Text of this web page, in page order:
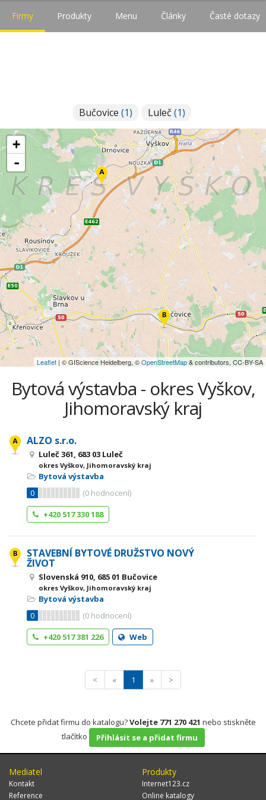
Firmy Produkty Menu Články Časté dotazy
Bučovice (1) Luleč (1)
+
-
Leaflet | © GIScience Heidelberg, ©OpenStreetMap& contributors, CC-BY-SA
Bytová výstavba - okres Vyškov,
Jihomoravský kraj
ALZO s.r.o.
Luleč 361, 683 03 Luleč
okres Vyškov, Jihomoravský kraj
Bytová výstavba
0
(0 hodnocení)
+420 517 330 188
STAVEBNÍ BYTOVÉ DRUŽSTVO NOVÝ
ŽIVOT
Slovenská 910, 685 01 Bučovice
okres Vyškov, Jihomoravský kraj
Bytová výstavba
0
(0 hodnocení)
+420 517 381 226
Web
< « 1 » >
Chcete přidat firmu do katalogu?Volejte 771 270 421 nebo stiskněte
tlačítko
Přihlásit se a přidat firmu
Mediatel
Kontakt
Reference
Produkty
Internet123.cz
Online katalogy